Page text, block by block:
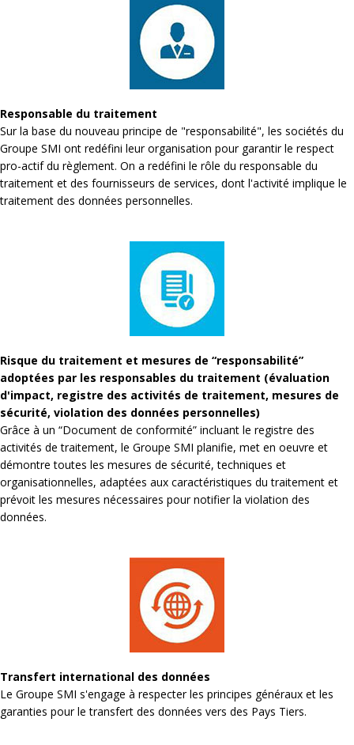
Responsable du traitement
Sur la base du nouveau principe de "responsabilité", les sociétés du
Groupe SMI ont redéfini leur organisation pour garantir le respect
pro-actif du règlement. On a redéfini le rôle du responsable du
traitement et des fournisseurs de services, dont l'activité implique le
traitement des données personnelles.
Risque du traitement et mesures de “responsabilité”
adoptées par les responsables du traitement (évaluation
d'impact, registre des activités de traitement, mesures de
sécurité, violation des données personnelles)
Grâce à un “Document de conformité” incluant le registre des
activités de traitement, le Groupe SMI planifie, met en oeuvre et
démontre toutes les mesures de sécurité, techniques et
organisationnelles, adaptées aux caractéristiques du traitement et
prévoit les mesures nécessaires pour notifier la violation des
données.
Transfert international des données
Le Groupe SMI s'engage à respecter les principes généraux et les
garanties pour le transfert des données vers des Pays Tiers.